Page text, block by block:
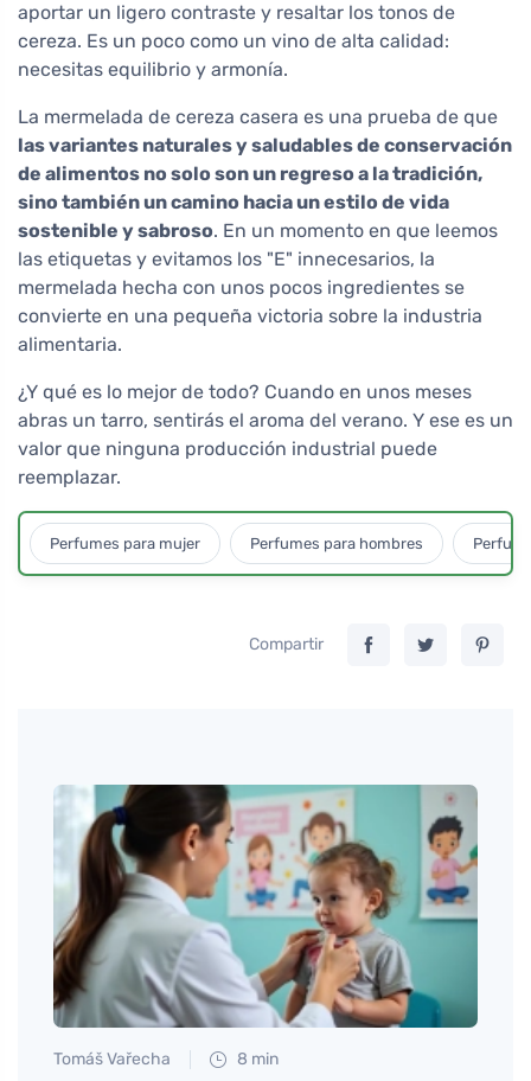
aportar un ligero contraste y resaltar los tonos de
cereza. Es un poco como un vino de alta calidad:
necesitas equilibrio y armonía.
La mermelada de cereza casera es una prueba de que
las variantes naturales y saludables de conservación
de alimentos no solo son un regreso a la tradición,
sino también un camino hacia un estilo de vida
sostenible y sabroso. En un momento en que leemos
las etiquetas y evitamos los "E" innecesarios, la
mermelada hecha con unos pocos ingredientes se
convierte en una pequeña victoria sobre la industria
alimentaria.
¿Y qué es lo mejor de todo? Cuando en unos meses
abras un tarro, sentirás el aroma del verano. Y ese es un
valor que ninguna producción industrial puede
reemplazar.
Perfumes para mujer Perfumes para hombres
Compartir
Tomáš Vařecha 8 min